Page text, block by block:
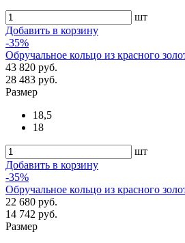
шт
Добавить в корзину
-35%
Обручальное кольцо из красного
43 820 руб.
28 483 руб.
Размер
18,5
18
шт
Добавить в корзину
-35%
Обручальное кольцо из красного
22 680 руб.
14 742 руб.
Размер